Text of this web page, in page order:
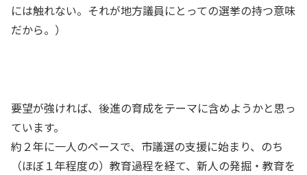
には触れない。それが地方議員にとっての選挙の持つ意味
だから。）
要望が強ければ、後進の育成をテーマに含めようかと思っ
ています。
約２年に一人のペースで、市議選の支援に始まり、のち
（ほぼ１年程度の）教育過程を経て、新人の発掘・教育を